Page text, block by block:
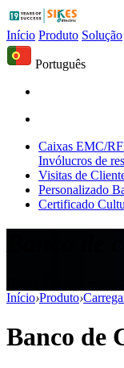
Início Produto Solução
Português
Caixas EMC/
Invólucros de
Visitas de
Personalizado
Certificado
Início›Produto›
Banco de